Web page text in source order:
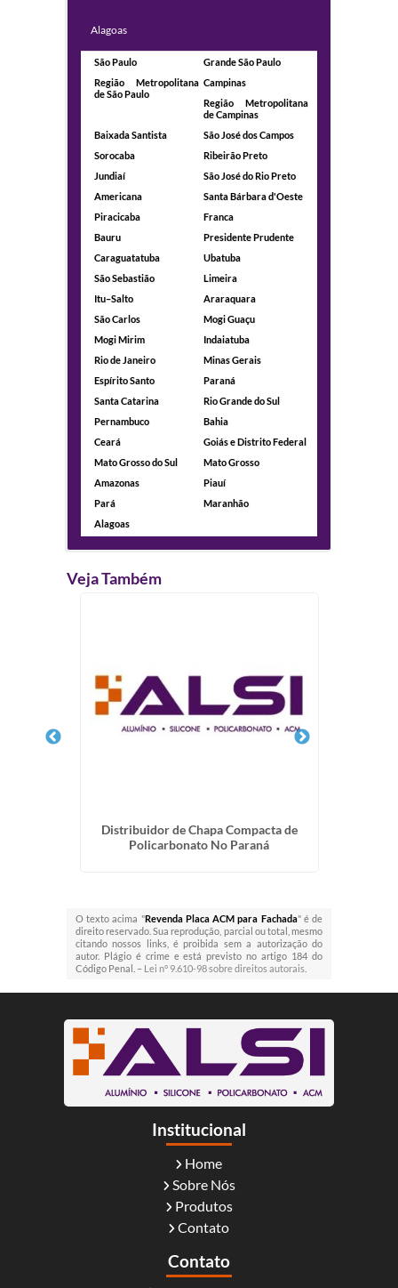
Alagoas
São Paulo
Grande São Paulo
Região Metropolitana
de São Paulo
Campinas
Região Metropolitana
de Campinas
Baixada Santista
São José dos Campos
Sorocaba
Ribeirão Preto
Jundiaí
São José do Rio Preto
Americana
Santa Bárbara d'Oeste
Piracicaba
Franca
Bauru
Presidente Prudente
Caraguatatuba
Ubatuba
São Sebastião
Limeira
Itu–Salto
Araraquara
São Carlos
Mogi Guaçu
Mogi Mirim
Indaiatuba
Rio de Janeiro
Minas Gerais
Espírito Santo
Paraná
Santa Catarina
Rio Grande do Sul
Pernambuco
Bahia
Ceará
Goiás e Distrito Federal
Mato Grosso do Sul
Mato Grosso
Amazonas
Piauí
Pará
Maranhão
Alagoas
Veja Também
Distribuidor de Chapa Compacta de
Policarbonato No Paraná
O texto acima "Revenda Placa ACM para Fachada" é de
direito reservado. Sua reprodução, parcial ou total, mesmo
citando nossos links, é proibida sem a autorização do
autor. Plágio é crime e está previsto no artigo 184 do
Código Penal. – Lei n° 9.610-98 sobre direitos autorais.
Institucional
Home
Sobre Nós
Produtos
Contato
Contato